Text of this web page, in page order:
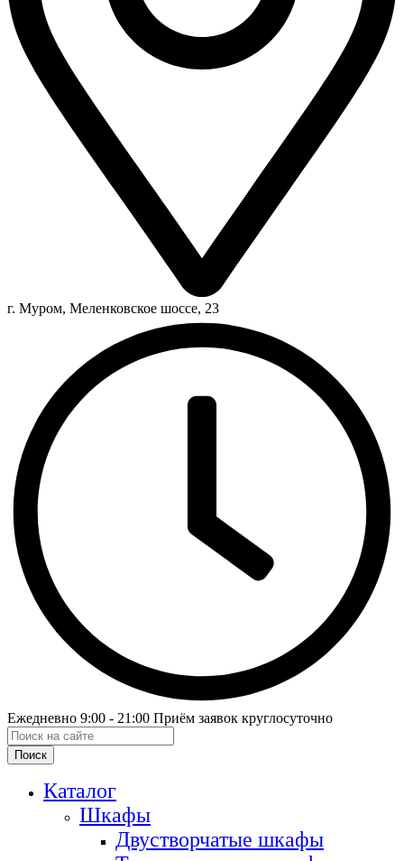
г. Муром, Меленковское шоссе, 23
Ежедневно 9:00 - 21:00 Приём заявок круглосуточно
Поиск
Каталог
Шкафы
Двустворчатые шкафы